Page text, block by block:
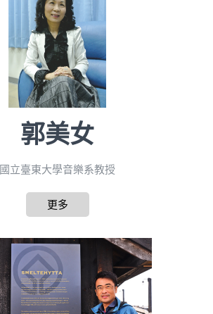
郭美女
國立臺東大學音樂系教授
更多